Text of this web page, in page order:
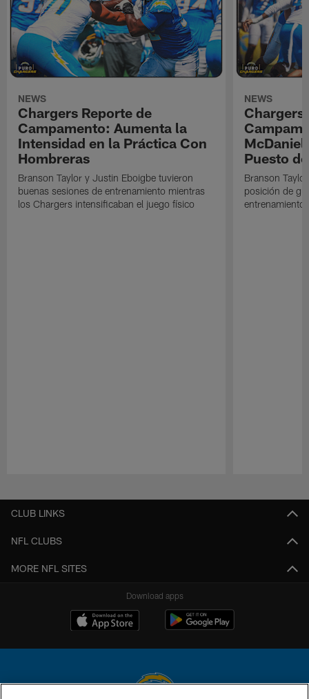
NEWS
Chargers Reporte de
Campamento: Aumenta la
Intensidad en la Práctica Con
Hombreras
Branson Taylor y Justin Eboigbe tuvieron
buenas sesiones de entrenamiento mientras
los Chargers intensificaban el juego físico
NEWS
Chargers
Puesto
Branson
posición de
entrenamiento
CLUB LINKS
NFL CLUBS
MORE NFL SITES
Download apps